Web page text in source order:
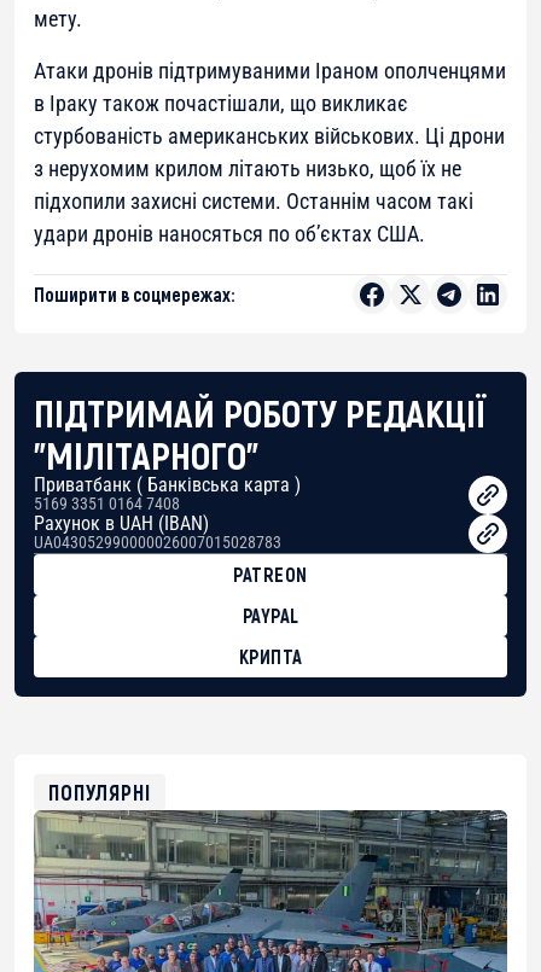
мету.
Атаки дронів підтримуваними Іраном ополченцями
в Іраку також почастішали, що викликає
стурбованість американських військових. Ці дрони
з нерухомим крилом літають низько, щоб їх не
підхопили захисні системи. Останнім часом такі
удари дронів наносяться по об’єктах США.
Поширити в соцмережах:
ПІДТРИМАЙ РОБОТУ РЕДАКЦІЇ
"МІЛІТАРНОГО"
Приватбанк ( Банківська карта )
5169 3351 0164 7408
Рахунок в UAH (IBAN)
UA043052990000026007015028783
PATREON
PAYPAL
КРИПТА
0xfD02863D3289416fcF50975c9DFda13623f97758
ПОПУЛЯРНІ